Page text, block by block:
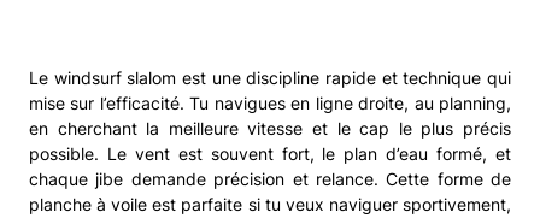
Le windsurf slalom est une discipline rapide et technique qui
mise sur l’efficacité. Tu navigues en ligne droite, au planning,
en cherchant la meilleure vitesse et le cap le plus précis
possible. Le vent est souvent fort, le plan d’eau formé, et
chaque jibe demande précision et relance. Cette forme de
planche à voile est parfaite si tu veux naviguer sportivement,